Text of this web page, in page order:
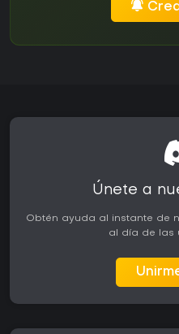
Únete a
Obtén ayuda al instante de
al día de las